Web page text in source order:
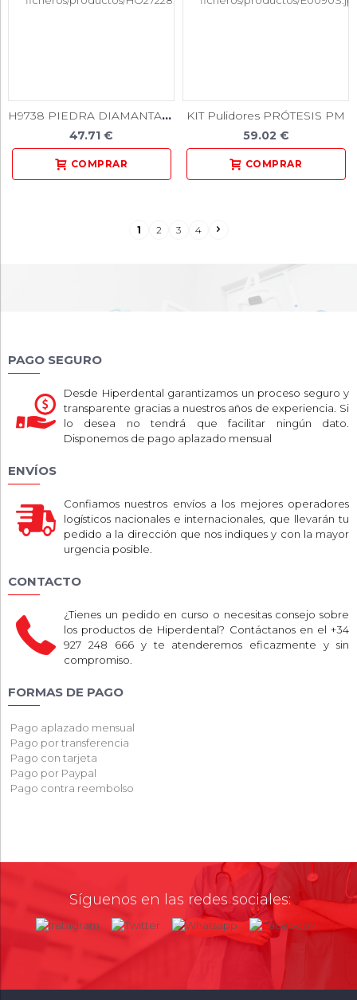
H9738 PIEDRA DIAMANTADA 1u.
47.71 €
KIT Pulidores PRÓTESIS PM
59.02 €
1 2 3 4
PAGO SEGURO
Desde Hiperdental garantizamos un proceso seguro y
transparente gracias a nuestros años de experiencia. Si
lo desea no tendrá que facilitar ningún dato.
Disponemos de pago aplazado mensual
ENVÍOS
Confiamos nuestros envíos a los mejores operadores
logísticos nacionales e internacionales, que llevarán tu
pedido a la dirección que nos indiques y con la mayor
urgencia posible.
CONTACTO
¿Tienes un pedido en curso o necesitas consejo sobre
los productos de Hiperdental? Contáctanos en el +34
927 248 666 y te atenderemos eficazmente y sin
compromiso.
FORMAS DE PAGO
Pago aplazado mensual
Pago por transferencia
Pago con tarjeta
Pago por Paypal
Pago contra reembolso
Síguenos en las redes sociales: